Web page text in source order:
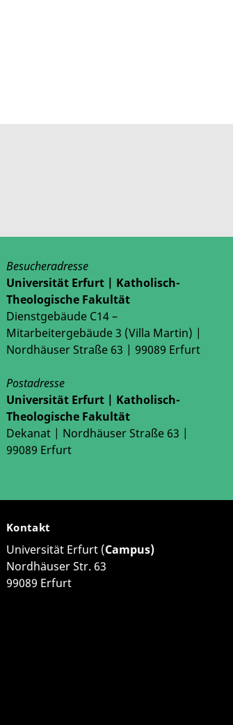
Besucheradresse
Universität Erfurt | Katholisch-
Theologische Fakultät
Dienstgebäude C14 –
Mitarbeitergebäude 3 (Villa Martin) |
Nordhäuser Straße 63 | 99089 Erfurt
Postadresse
Universität Erfurt | Katholisch-
Theologische Fakultät
Dekanat | Nordhäuser Straße 63 |
99089 Erfurt
Kontakt
Universität Erfurt (Campus)
Nordhäuser Str. 63
99089 Erfurt